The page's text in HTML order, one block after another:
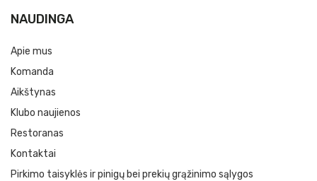
NAUDINGA
Apie mus
Komanda
Aikštynas
Klubo naujienos
Restoranas
Kontaktai
Pirkimo taisyklės ir pinigų bei prekių grąžinimo sąlygos